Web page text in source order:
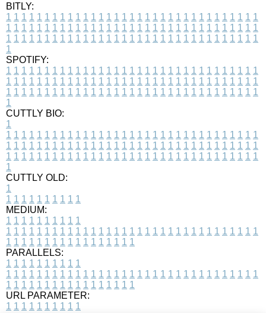
BITLY:
1 1 1 1 1 1 1 1 1 1 1 1 1 1 1 1 1 1 1 1 1 1 1 1 1 1 1 1 1 1 1 1 1
1 1 1 1 1 1 1 1 1 1 1 1 1 1 1 1 1 1 1 1 1 1 1 1 1 1 1 1 1 1 1 1 1
1 1 1 1 1 1 1 1 1 1 1 1 1 1 1 1 1 1 1 1 1 1 1 1 1 1 1 1 1 1 1 1 1
1
SPOTIFY:
1 1 1 1 1 1 1 1 1 1 1 1 1 1 1 1 1 1 1 1 1 1 1 1 1 1 1 1 1 1 1 1 1
1 1 1 1 1 1 1 1 1 1 1 1 1 1 1 1 1 1 1 1 1 1 1 1 1 1 1 1 1 1 1 1 1
1 1 1 1 1 1 1 1 1 1 1 1 1 1 1 1 1 1 1 1 1 1 1 1 1 1 1 1 1 1 1 1 1
1
CUTTLY BIO:
1
1 1 1 1 1 1 1 1 1 1 1 1 1 1 1 1 1 1 1 1 1 1 1 1 1 1 1 1 1 1 1 1 1
1 1 1 1 1 1 1 1 1 1 1 1 1 1 1 1 1 1 1 1 1 1 1 1 1 1 1 1 1 1 1 1 1
1 1 1 1 1 1 1 1 1 1 1 1 1 1 1 1 1 1 1 1 1 1 1 1 1 1 1 1 1 1 1 1 1
1
CUTTLY OLD:
1
1 1 1 1 1 1 1 1 1 1
MEDIUM:
1 1 1 1 1 1 1 1 1 1
1 1 1 1 1 1 1 1 1 1 1 1 1 1 1 1 1 1 1 1 1 1 1 1 1 1 1 1 1 1 1 1 1
1 1 1 1 1 1 1 1 1 1 1 1 1 1 1 1 1
PARALLELS:
1 1 1 1 1 1 1 1 1 1
1 1 1 1 1 1 1 1 1 1 1 1 1 1 1 1 1 1 1 1 1 1 1 1 1 1 1 1 1 1 1 1 1
1 1 1 1 1 1 1 1 1 1 1 1 1 1 1 1 1
URL PARAMETER:
1 1 1 1 1 1 1 1 1 1